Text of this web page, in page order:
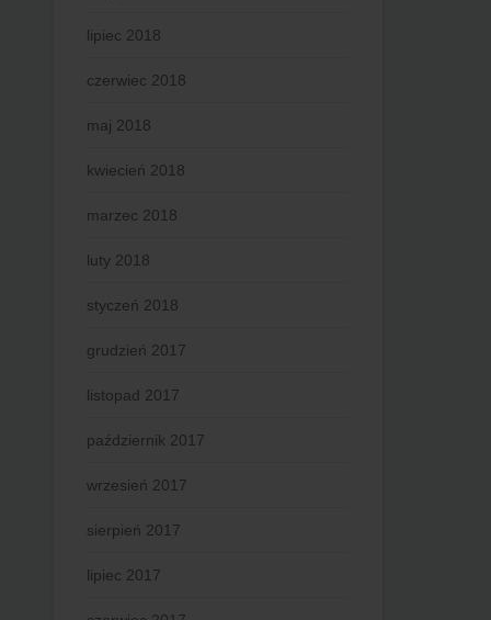
lipiec 2018
czerwiec 2018
maj 2018
kwiecień 2018
marzec 2018
luty 2018
styczeń 2018
grudzień 2017
listopad 2017
październik 2017
wrzesień 2017
sierpień 2017
lipiec 2017